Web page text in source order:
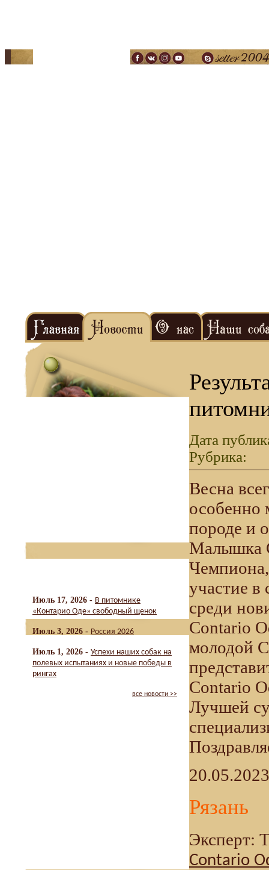
Июль 17, 2026 - В питомнике
«Контарио Оде» свободный щенок
Июль 3, 2026 - Россия 2026
Июль 1, 2026 - Успехи наших собак на
полевых испытаниях и новые победы в
рингах
все новости >>
Дата
Рубрика:
Весна
особенно
породе и
Малышка
участие в
среди
Contario
молодой
Contario
Лучшей
20.05.2023
Рязань
Эксперт:
Contario